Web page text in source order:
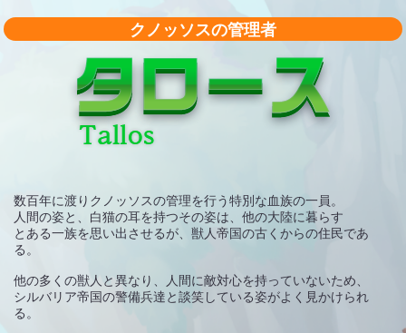
クノッソスの管理者
数百年に渡りクノッソスの管理を行う特別な血族の一員。
人間の姿と、白猫の耳を持つその姿は、他の大陸に暮らす
とある一族を思い出させるが、獣人帝国の古くからの住民であ
る。
他の多くの獣人と異なり、人間に敵対心を持っていないため、
シルバリア帝国の警備兵達と談笑している姿がよく見かけられ
る。